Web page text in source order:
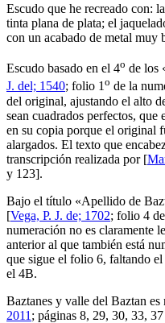
Escudo que he recreado con:
tinta plana de plata; el
con un acabado de metal muy
Escudo basado en el 4o de los
J. del; 1540; folio 1o de la
del original, ajustando el alto
sean cuadrados perfectos, que
en su copia porque el original
alargados. El texto que
transcripción realizada por [
y 123].
Bajo el título «Apellido de
[Vega, P. J. de; 1702; folio 4
numeración no es claramente
anterior al que también está
que sigue el folio 6, faltando
el 4B.
Baztanes y valle del Baztan es
2011 ; páginas 8, 29, 30, 33,